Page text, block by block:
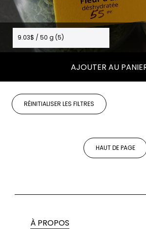
9.03$ / 50 g (5)
AJOUTER AU
RÉINITIALISER LES FILTRES
HAUT DE PAGE
À PROPOS